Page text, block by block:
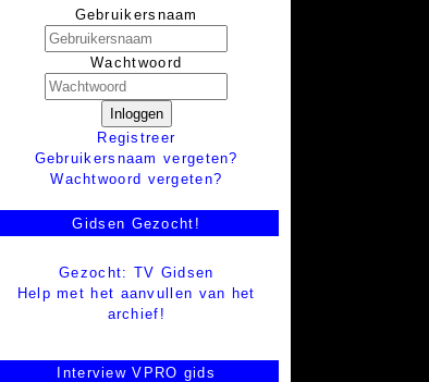
Gebruikersnaam
Wachtwoord
Inloggen
Registreer
Gebruikersnaam vergeten?
Wachtwoord vergeten?
Gidsen Gezocht!
Gezocht: TV Gidsen
Help met het aanvullen van het
archief!
Interview VPRO gids